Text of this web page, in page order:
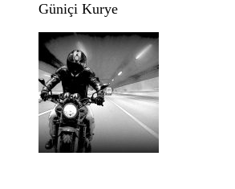
Güniçi Kurye